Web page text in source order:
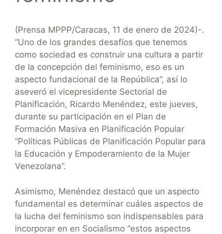
(Prensa MPPP/Caracas, 11 de enero de 2024)-.
“Uno de los grandes desafíos que tenemos
como sociedad es construir una cultura a partir
de la concepción del feminismo, eso es un
aspecto fundacional de la República”, así lo
aseveró el vicepresidente Sectorial de
Planificación, Ricardo Menéndez, este jueves,
durante su participación en el Plan de
Formación Masiva en Planificación Popular
“Políticas Públicas de Planificación Popular para
la Educación y Empoderamiento de la Mujer
Venezolana”.
Asimismo, Menéndez destacó que un aspecto
fundamental es determinar cuáles aspectos de
la lucha del feminismo son indispensables para
incorporar en en Socialismo “estos aspectos